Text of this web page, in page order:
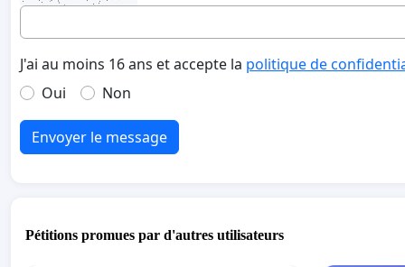
J'ai au moins 16 ans et accepte la politique de
Oui
Non
Envoyer le message
Pétitions promues par d'autres utilisateurs